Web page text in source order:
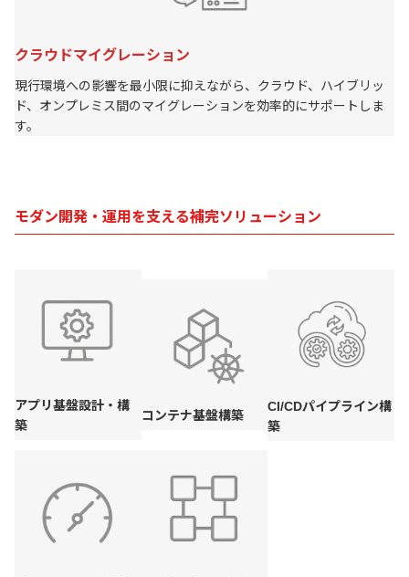
クラウドマイグレーション
現行環境への影響を最小限に抑えながら、クラウド、ハイブリッ
ド、オンプレミス間のマイグレーションを効率的にサポートしま
す。
モダン開発・運用を支える補完ソリューション
アプリ基盤設計・構
築
コンテナ基盤構築
CI/CDパイプライン構
築